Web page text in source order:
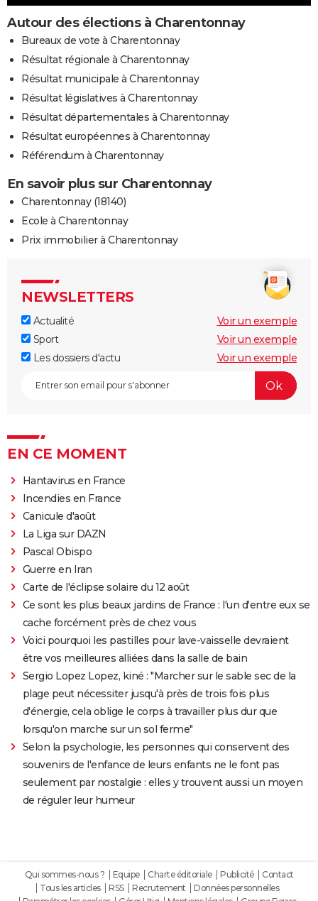
Autour des élections à Charentonnay
Bureaux de vote à Charentonnay
Résultat régionale à Charentonnay
Résultat municipale à Charentonnay
Résultat législatives à Charentonnay
Résultat départementales à Charentonnay
Résultat européennes à Charentonnay
Référendum à Charentonnay
En savoir plus sur Charentonnay
Charentonnay (18140)
Ecole à Charentonnay
Prix immobilier à Charentonnay
NEWSLETTERS
Actualité
Voir un exemple
Sport
Voir un exemple
Les dossiers d'actu
Voir un exemple
EN CE MOMENT
Hantavirus en France
Incendies en France
Canicule d'août
La Liga sur DAZN
Pascal Obispo
Guerre en Iran
Carte de l'éclipse solaire du 12 août
Ce sont les plus beaux jardins de France : l'un d'entre eux se
cache forcément près de chez vous
Voici pourquoi les pastilles pour lave-vaisselle devraient
être vos meilleures alliées dans la salle de bain
Sergio Lopez Lopez, kiné : "Marcher sur le sable sec de la
plage peut nécessiter jusqu'à près de trois fois plus
d'énergie, cela oblige le corps à travailler plus dur que
lorsqu'on marche sur un sol ferme"
Selon la psychologie, les personnes qui conservent des
souvenirs de l'enfance de leurs enfants ne le font pas
seulement par nostalgie : elles y trouvent aussi un moyen
de réguler leur humeur
Qui sommes-nous ? Equipe Charte éditoriale Publicité
Contact
Tous les articles
RSS Recrutement
Données personnelles